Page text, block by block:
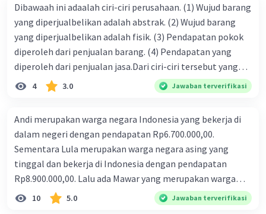
Dibawaah ini adaalah ciri-ciri perusahaan. (1) Wujud barang
yang diperjualbelikan adalah abstrak. (2) Wujud barang
yang diperjualbelikan adalah fisik. (3) Pendapatan pokok
diperoleh dari penjualan barang. (4) Pendapatan yang
diperoleh dari penjualan jasa.Dari ciri-ciri tersebut yang
merupakan ciri dari perusahaan dagang ditunjukan pada
nomor…. a. 1 dan 3 b. 3 dan 4 c. 2 dan 3 d. 1 dan 2 e. 2 dan 4
4 3.0 Jawaban terverifikasi
Andi merupakan warga negara Indonesia yang bekerja di
dalam negeri dengan pendapatan Rp6.700.000,00.
Sementara Lula merupakan warga negara asing yang
tinggal dan bekerja di Indonesia dengan pendapatan
Rp8.900.000,00. Lalu ada Mawar yang merupakan warga
negara Indonesia yang tinggal dan bekerja di luar negeri
dengan pendapatan Rp11.000.000,00. Hitunglah PNB
10 5.0 Jawaban terverifikasi